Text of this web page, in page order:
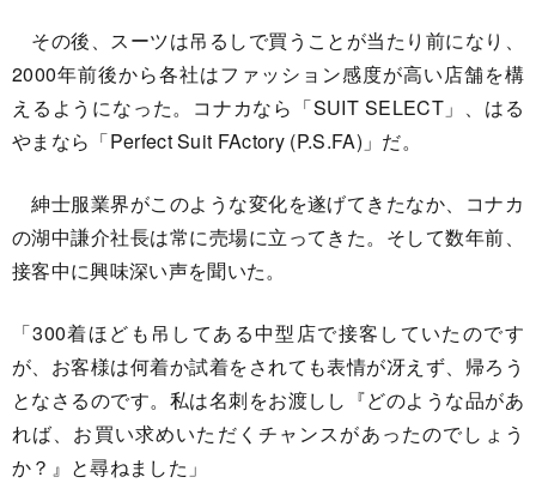
その後、スーツは吊るしで買うことが当たり前になり、
2000年前後から各社はファッション感度が高い店舗を構
えるようになった。コナカなら「SUIT SELECT」、はる
やまなら「Perfect Suit FActory (P.S.FA)」だ。
紳士服業界がこのような変化を遂げてきたなか、コナカ
の湖中謙介社長は常に売場に立ってきた。そして数年前、
接客中に興味深い声を聞いた。
「300着ほども吊してある中型店で接客していたのです
が、お客様は何着か試着をされても表情が冴えず、帰ろう
となさるのです。私は名刺をお渡しし『どのような品があ
れば、お買い求めいただくチャンスがあったのでしょう
か？』と尋ねました」